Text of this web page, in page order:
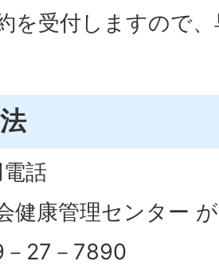
を受付しますので
話
健康管理センター
27－7890